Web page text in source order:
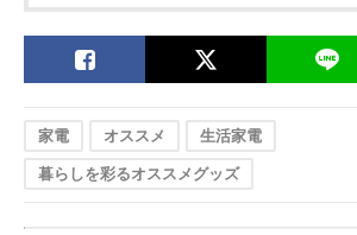
家電 オススメ 生活家電
暮らしを彩るオススメグッズ